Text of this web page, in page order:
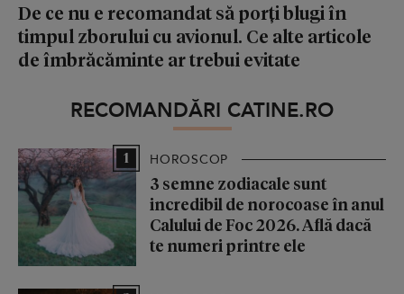
De ce nu e recomandat să porți blugi în
timpul zborului cu avionul. Ce alte articole
de îmbrăcăminte ar trebui evitate
RECOMANDĂRI CATINE.RO
1 HOROSCOP
3 semne zodiacale sunt
incredibil de norocoase în anul
Calului de Foc 2026. Află dacă
te numeri printre ele